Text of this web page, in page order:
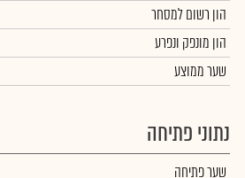
הון רשום למסחר
הון מונפק ונפרע
שער ממוצע
נתוני פתיחה
שער פתיחה